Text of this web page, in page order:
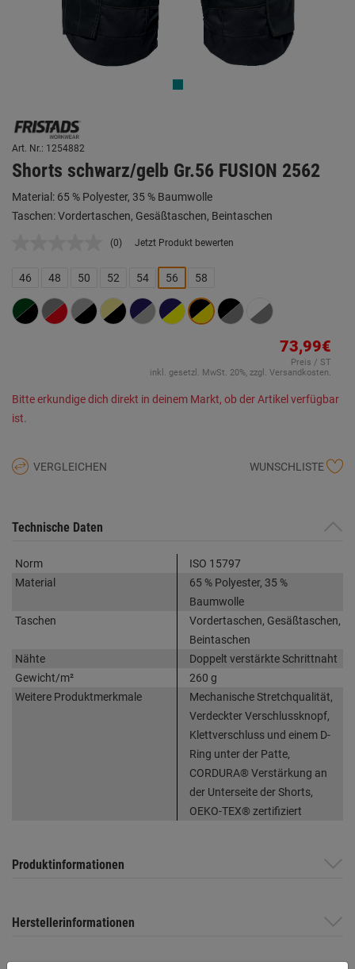
Art. Nr.: 1254882
Shorts schwarz/gelb Gr.56 FUSION 2562
Material: 65 % Polyester, 35 % Baumwolle
Taschen: Vordertaschen, Gesäßtaschen, Beintaschen
Kein
Link
auf
derselben
Seite.
(0) Jetzt Produkt bewerten
46 48 50 52 54 56 58
73,99€
Preis / ST
inkl. gesetzl. MwSt. 20%, zzgl. Versandkosten.
Bitte erkundige dich direkt in deinem Markt, ob der Artikel verfügbar
ist.
VERGLEICHEN WUNSCHLISTE
Technische Daten
Norm
ISO 15797
Material
65 % Polyester, 35 %
Baumwolle
Taschen
Vordertaschen, Gesäßtaschen,
Beintaschen
Nähte
Doppelt verstärkte Schrittnaht
Gewicht/m²
260 g
Weitere Produktmerkmale
Mechanische Stretchqualität,
Verdeckter Verschlussknopf,
Klettverschluss und einem D-
Ring unter der Patte,
CORDURA® Verstärkung an
der Unterseite der Shorts,
OEKO-TEX® zertifiziert
Produktinformationen
Herstellerinformationen